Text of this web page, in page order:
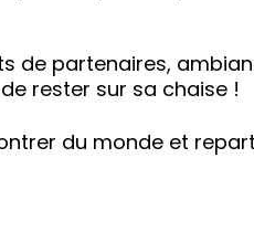
de partenaires,
rester sur sa chaise !
du monde et